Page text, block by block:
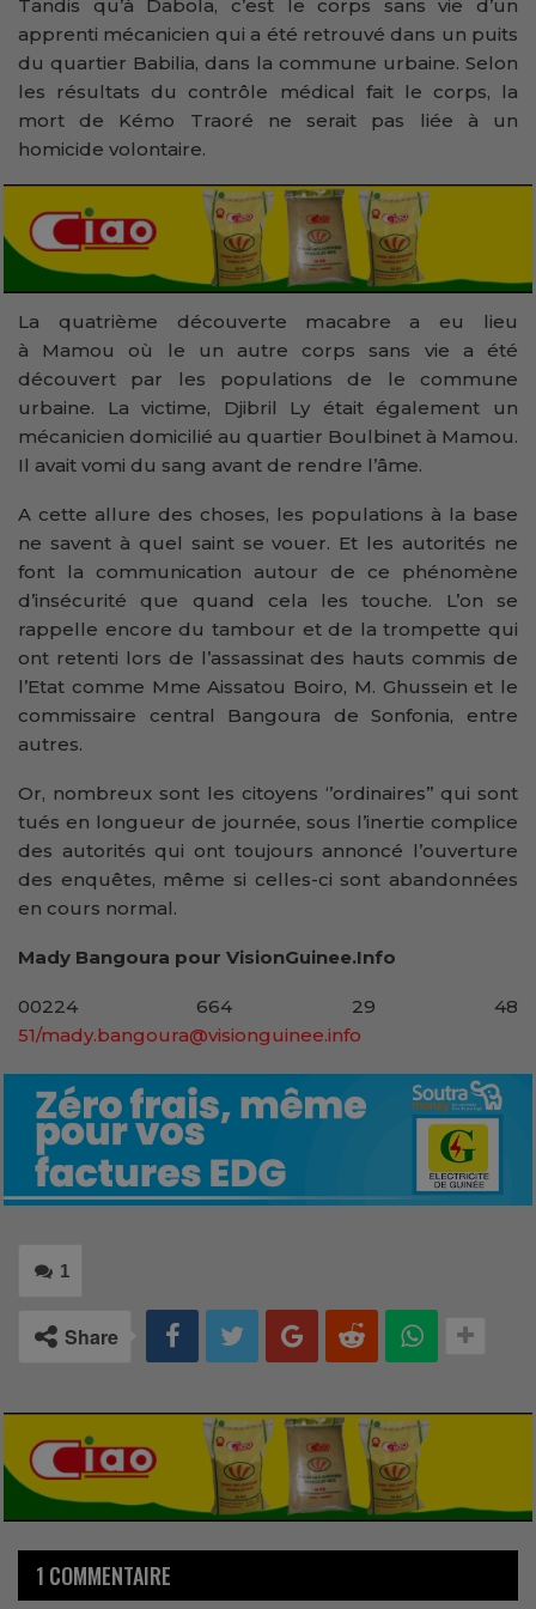
Tandis qu’à Dabola, c’est le corps sans vie d’un
apprenti mécanicien qui a été retrouvé dans un puits
du quartier Babilia, dans la commune urbaine. Selon
les résultats du contrôle médical fait le corps, la
mort de Kémo Traoré ne serait pas liée à un
homicide volontaire.
La quatrième découverte macabre a eu lieu
à Mamou où le un autre corps sans vie a été
découvert par les populations de le commune
urbaine. La victime, Djibril Ly était également un
mécanicien domicilié au quartier Boulbinet à Mamou.
Il avait vomi du sang avant de rendre l’âme.
A cette allure des choses, les populations à la base
ne savent à quel saint se vouer. Et les autorités ne
font la communication autour de ce phénomène
d’insécurité que quand cela les touche. L’on se
rappelle encore du tambour et de la trompette qui
ont retenti lors de l’assassinat des hauts commis de
l’Etat comme Mme Aissatou Boiro, M. Ghussein et le
commissaire central Bangoura de Sonfonia, entre
autres.
Or, nombreux sont les citoyens ‘’ordinaires’’ qui sont
tués en longueur de journée, sous l’inertie complice
des autorités qui ont toujours annoncé l’ouverture
des enquêtes, même si celles-ci sont abandonnées
en cours normal.
Mady Bangoura pour VisionGuinee.Info
00224 664 29 48
51/mady.bangoura@visionguinee.info
1
Share
1 COMMENTAIRE